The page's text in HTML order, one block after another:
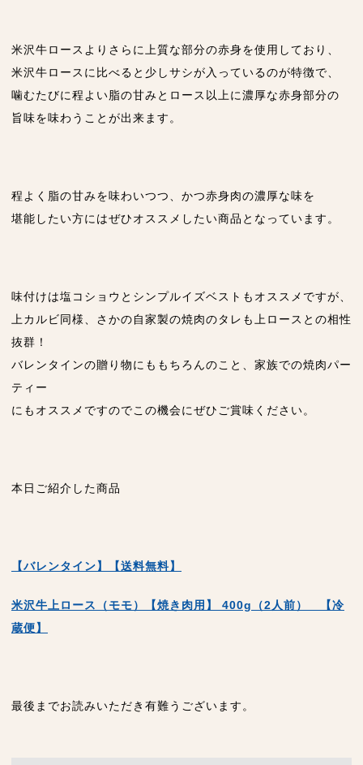
米沢牛ロースよりさらに上質な部分の赤身を使用しており、
米沢牛ロースに比べると少しサシが入っているのが特徴で、
噛むたびに程よい脂の甘みとロース以上に濃厚な赤身部分の
旨味を味わうことが出来ます。
程よく脂の甘みを味わいつつ、かつ赤身肉の濃厚な味を
堪能したい方にはぜひオススメしたい商品となっています。
味付けは塩コショウとシンプルイズベストもオススメですが、
上カルビ同様、さかの自家製の焼肉のタレも上ロースとの相性
抜群！
バレンタインの贈り物にももちろんのこと、家族での焼肉パー
ティー
にもオススメですのでこの機会にぜひご賞味ください。
本日ご紹介した商品
【バレンタイン】【送料無料】
米沢牛上ロース（モモ）【焼き肉用】 400g（2人前） 【冷
蔵便】
最後までお読みいただき有難うございます。